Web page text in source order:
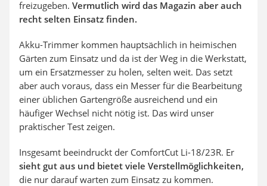
freizugeben. Vermutlich wird das Magazin aber auch
recht selten Einsatz finden.
Akku-Trimmer kommen hauptsächlich in heimischen
Gärten zum Einsatz und da ist der Weg in die Werkstatt,
um ein Ersatzmesser zu holen, selten weit. Das setzt
aber auch voraus, dass ein Messer für die Bearbeitung
einer üblichen Gartengröße ausreichend und ein
häufiger Wechsel nicht nötig ist. Das wird unser
praktischer Test zeigen.
Insgesamt beeindruckt der ComfortCut Li-18/23R. Er
sieht gut aus und bietet viele Verstellmöglichkeiten,
die nur darauf warten zum Einsatz zu kommen.